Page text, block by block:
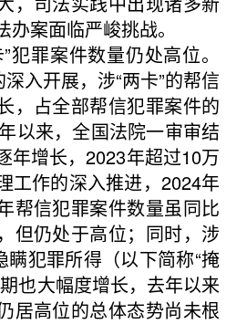
案面临严峻挑战。
罪案件数量仍处高位。
深入开展，涉“两卡”的帮信
，占全部帮信犯罪案件的
以来，全国法院一审审结
年增长，2023年超过10万
工作的深入推进，2024年
帮信犯罪案件数量虽同比
但仍处于高位；同时，涉
瞒犯罪所得（以下简称“掩
也大幅度增长，去年以来
居高位的总体态势尚未根